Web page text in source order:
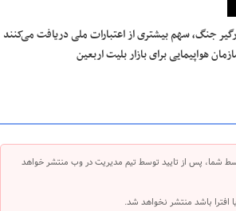
جنگ، سهم بیشتری از اعتبارات ملی دریافت می‌کنند
هواپیمایی برای بازار بلیت اربعین
شما، پس از تایید توسط تیم مدیریت در وب منتشر خواهد
افترا باشد منتشر نخواهد شد.